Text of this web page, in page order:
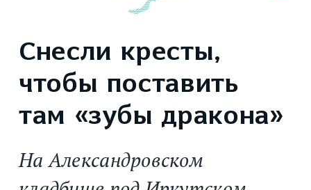
Снесли кресты,
чтобы поставить
там «зубы дракона»
На Александровском